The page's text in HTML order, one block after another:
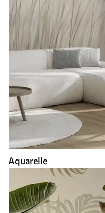
Aquarelle